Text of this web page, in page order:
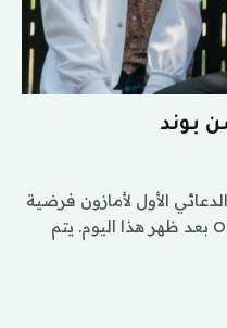
بوند
الأول لأمازون فرضية
الحب، صدر من مهرجان Obsessed بعد ظهر هذا اليوم. يتم